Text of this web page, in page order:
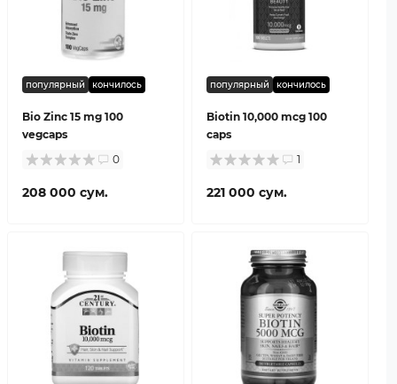
популярный кончилось
Bio Zinc 15 mg 100
vegcaps
0
208 000 сум.
популярный кончилось
Biotin 10,000 mcg 100
caps
1
221 000 сум.